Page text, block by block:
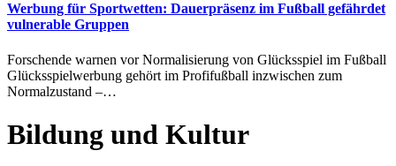
Werbung für Sportwetten: Dauerpräsenz im Fußball gefährdet
vulnerable Gruppen
Forschende warnen vor Normalisierung von Glücksspiel im Fußball
Glücksspielwerbung gehört im Profifußball inzwischen zum
Normalzustand –…
Bildung und Kultur